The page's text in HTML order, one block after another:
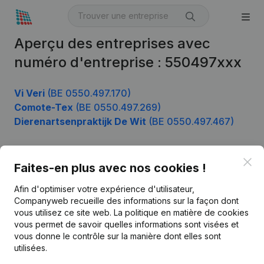
Aperçu des entreprises avec
numéro d'entreprise : 550497xxx
Vi Veri (BE 0550.497.170)
Comote-Tex (BE 0550.497.269)
Dierenartsenpraktijk De Wit (BE 0550.497.467)
Faites-en plus avec nos cookies !
Afin d'optimiser votre expérience d'utilisateur,
Companyweb recueille des informations sur la façon dont
vous utilisez ce site web. La politique en matière de cookies
vous permet de savoir quelles informations sont visées et
vous donne le contrôle sur la manière dont elles sont
utilisées.
Français
Kantorenpark Everest
Produit
Informations d’entreprise
Monitoring
Recherche internationale